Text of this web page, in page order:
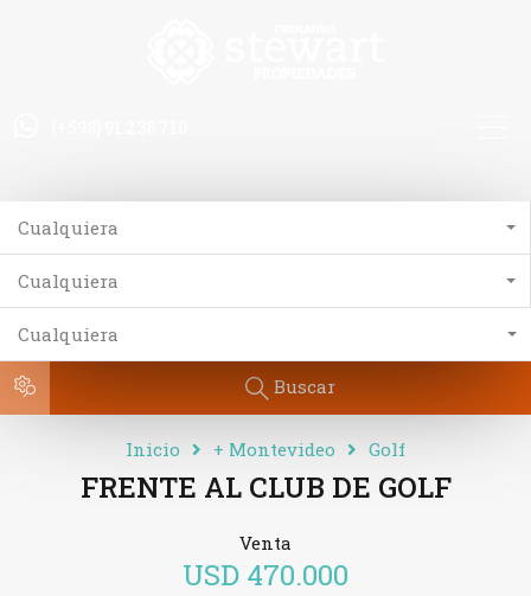
Cualquiera
Cualquiera
Cualquiera
Buscar
Inicio + Montevideo Golf
FRENTE AL CLUB DE GOLF
Venta
USD 470.000